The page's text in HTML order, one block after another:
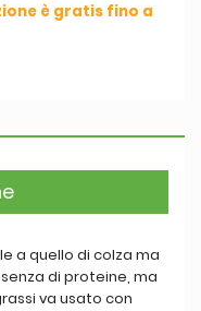
è gratis fino a
a quello di colza ma
di proteine, ma
va usato con